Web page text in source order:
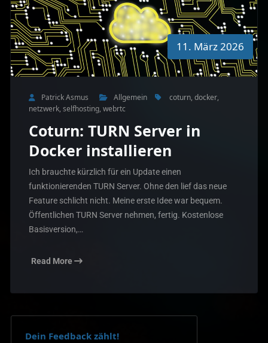
11. März 2026
Patrick Asmus Allgemein coturn, docker,
netzwerk, selfhosting, webrtc
Coturn: TURN Server in
Docker installieren
Ich brauchte kürzlich für ein Update einen
funktionierenden TURN Server. Ohne den lief das neue
Feature schlicht nicht. Meine erste Idee war bequem.
Öffentlichen TURN Server nehmen, fertig. Kostenlose
Basisversion,…
Read More
Dein Feedback zählt!